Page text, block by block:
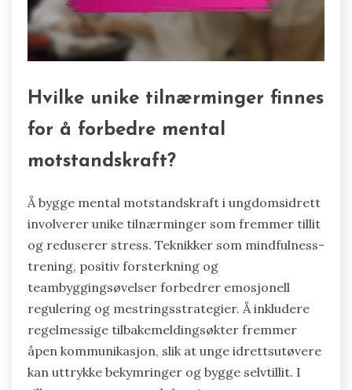
Hvilke unike tilnærminger finnes
for å forbedre mental
motstandskraft?
Å bygge mental motstandskraft i ungdomsidrett
involverer unike tilnærminger som fremmer tillit
og reduserer stress. Teknikker som mindfulness-
trening, positiv forsterkning og
teambyggingsøvelser forbedrer emosjonell
regulering og mestringsstrategier. Å inkludere
regelmessige tilbakemeldingsøkter fremmer
åpen kommunikasjon, slik at unge idrettsutøvere
kan uttrykke bekymringer og bygge selvtillit. I